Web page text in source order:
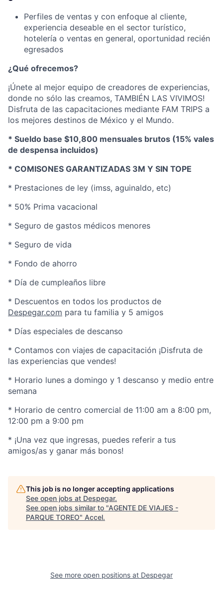
Perfiles de ventas y con enfoque al cliente,
experiencia deseable en el sector turístico,
hotelería o ventas en general, oportunidad recién
egresados
¿Qué ofrecemos?
¡Únete al mejor equipo de creadores de experiencias,
donde no sólo las creamos, TAMBIÉN LAS VIVIMOS!
Disfruta de las capacitaciones mediante FAM TRIPS a
los mejores destinos de México y el Mundo.
* Sueldo base $10,800 mensuales brutos (15% vales
de despensa incluidos)
* COMISONES GARANTIZADAS 3M Y SIN TOPE
* Prestaciones de ley (imss, aguinaldo, etc)
* 50% Prima vacacional
* Seguro de gastos médicos menores
* Seguro de vida
* Fondo de ahorro
* Día de cumpleaños libre
* Descuentos en todos los productos de
Despegar.com para tu familia y 5 amigos
* Días especiales de descanso
* Contamos con viajes de capacitación ¡Disfruta de
las experiencias que vendes!
* Horario lunes a domingo y 1 descanso y medio entre
semana
* Horario de centro comercial de 11:00 am a 8:00 pm,
12:00 pm a 9:00 pm
* ¡Una vez que ingresas, puedes referir a tus
amigos/as y ganar más bonos!
This job is no longer accepting applications
See open jobs at Despegar.
See open jobs similar to "AGENTE DE VIAJES -
PARQUE TOREO" Accel.
See more open positions at Despegar